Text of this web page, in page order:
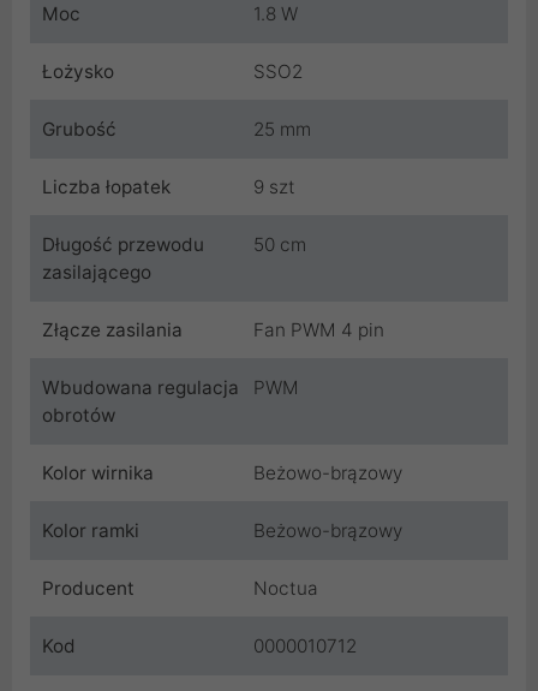
Moc 1.8 W
Łożysko SSO2
Grubość 25 mm
Liczba łopatek 9 szt
Długość przewodu
zasilającego
50 cm
Złącze zasilania Fan PWM 4 pin
Wbudowana regulacja
obrotów
PWM
Kolor wirnika Beżowo-brązowy
Kolor ramki Beżowo-brązowy
Producent Noctua
Kod 0000010712